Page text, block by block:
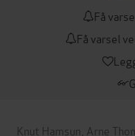
Få
Få varsel
Knut Hamsun Arne